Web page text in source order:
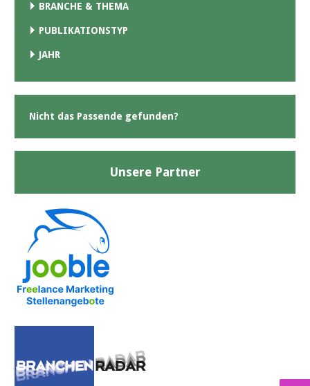
BRANCHE & THEMA
PUBLIKATIONSTYP
JAHR
Nicht das Passende gefunden?
Unsere Partner